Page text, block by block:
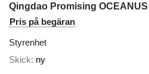
Pris på begäran
Styrenhet
Skick ny